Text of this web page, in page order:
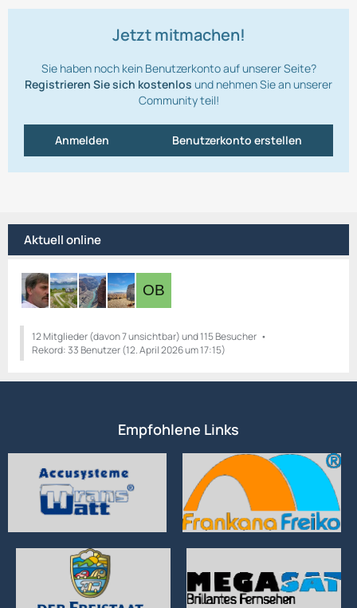
Jetzt mitmachen!
Sie haben noch kein Benutzerkonto auf unserer Seite?
Registrieren Sie sich kostenlos und nehmen Sie an unserer
Community teil!
Benutzerkonto erstellen
Anmelden
Aktuell online
12 Mitglieder (davon 7 unsichtbar) und 115 Besucher
Rekord: 33 Benutzer (12. April 2026 um 17:15)
Empfohlene Links